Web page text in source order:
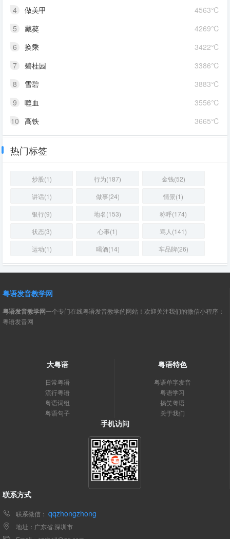
4563℃
4
做美甲
4269℃
5
藏獒
3422℃
6
换乘
3386℃
7
碧桂园
3883℃
8
雪碧
3556℃
9
噬血
3665℃
10 高铁
热门标签
炒股(1) 行为(187)
金钱(52)
讲话(1)
做事(24)
情景(1)
银行(9)
地名(153)
称呼(174)
状态(3)
心事(1)
骂人(141)
运动(1)
喝酒(14) 车品牌(26)
粤语发音教学网
粤语发音教学网一个专门在线粤语发音教学的网站！欢迎关注我们的微信小程序：
粤语发音网
大粤语
日常粤语
流行粤语
粤语词组
粤语句子
粤语特色
粤语单字发音
粤语学习
搞笑粤语
关于我们
手机访问
联系方式
联系微信： qqzhongzhong
地址：广东省.深圳市